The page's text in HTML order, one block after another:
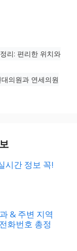
리: 편리한 위치와
의원과 연세의원
시간 정보 꼭!
& 주변 지역
화번호 총정